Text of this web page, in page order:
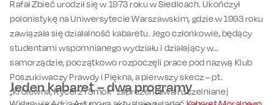
Rafał Zbieć urodził się w 1973 roku w Siedlcach. Ukończył
polonistykę na Uniwersytecie Warszawskim, gdzie w 1993 roku
zawiązała się działalność kabaretu. Jego członkowie, będący
studentami wspomnianego wydziału i działający w
samorządzie, początkowo rozpoczęli prace pod nazwą Klub
Poszukiwaczy Prawdy i Piękna, a pierwszy skecz – pt.
„Królewna, Rycerz i Smok” zaprezentowali uczelnianej
Jeden kabaret – dwa programy